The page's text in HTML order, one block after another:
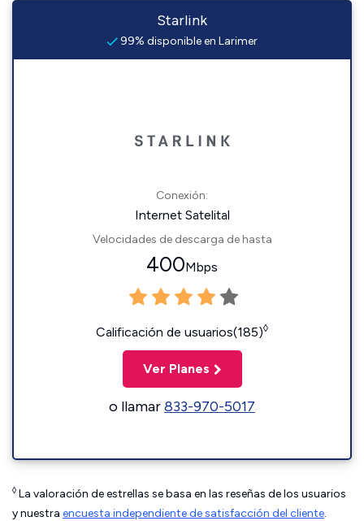
Starlink
99% disponible en Larimer
Conexión:
Internet Satelital
Velocidades de descarga de hasta
400Mbps
Calificación de usuarios(185)◊
Ver Planes
o llamar833-970-5017
◊ La valoración de estrellas se basa en las reseñas de los usuarios
y nuestra encuesta independiente de satisfacción del cliente.